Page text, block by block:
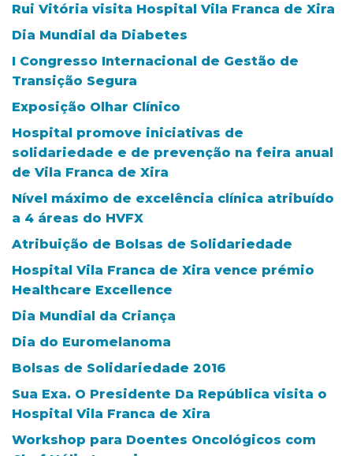
Rui Vitória visita Hospital Vila Franca de Xira
Dia Mundial da Diabetes
I Congresso Internacional de Gestão de
Transição Segura
Exposição Olhar Clínico
Hospital promove iniciativas de
solidariedade e de prevenção na feira anual
de Vila Franca de Xira
Nível máximo de excelência clínica atribuído
a 4 áreas do HVFX
Atribuição de Bolsas de Solidariedade
Hospital Vila Franca de Xira vence prémio
Healthcare Excellence
Dia Mundial da Criança
Dia do Euromelanoma
Bolsas de Solidariedade 2016
Sua Exa. O Presidente Da República visita o
Hospital Vila Franca de Xira
Workshop para Doentes Oncológicos com